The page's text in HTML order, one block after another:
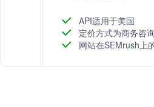
Weather Monitoring
API适用于美国
定价方式为商务咨询
网站在SEMrush上